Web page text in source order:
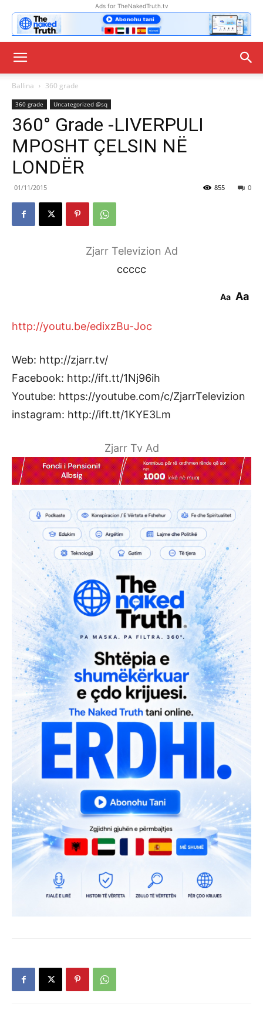
Ads for TheNakedTruth.tv
Ballina 360 grade
360 grade Uncategorized @sq
360° Grade -LIVERPULI
MPOSHT ÇELSIN NË
LONDËR
01/11/2015 0
855
Zjarr Televizion Ad
ccccc
Aa Aa
http://youtu.be/edixzBu-Joc
Web: http://zjarr.tv/
Facebook: http://ift.tt/1Nj96ih
Youtube: https://youtube.com/c/ZjarrTelevizion
instagram: http://ift.tt/1KYE3Lm
Zjarr Tv Ad